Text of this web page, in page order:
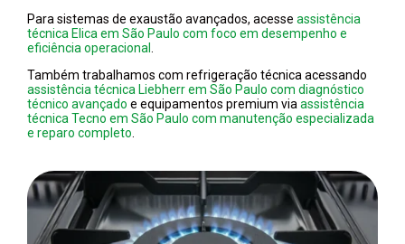
Para sistemas de exaustão avançados, acesse assistência
técnica Elica em São Paulo com foco em desempenho e
eficiência operacional
Também trabalhamos com refrigeração técnica acessando
assistência técnica Liebherr em São Paulo com diagnóstico
técnico avançado e equipamentos premium via assistência
técnica Tecno em São Paulo com manutenção especializada
e reparo completo